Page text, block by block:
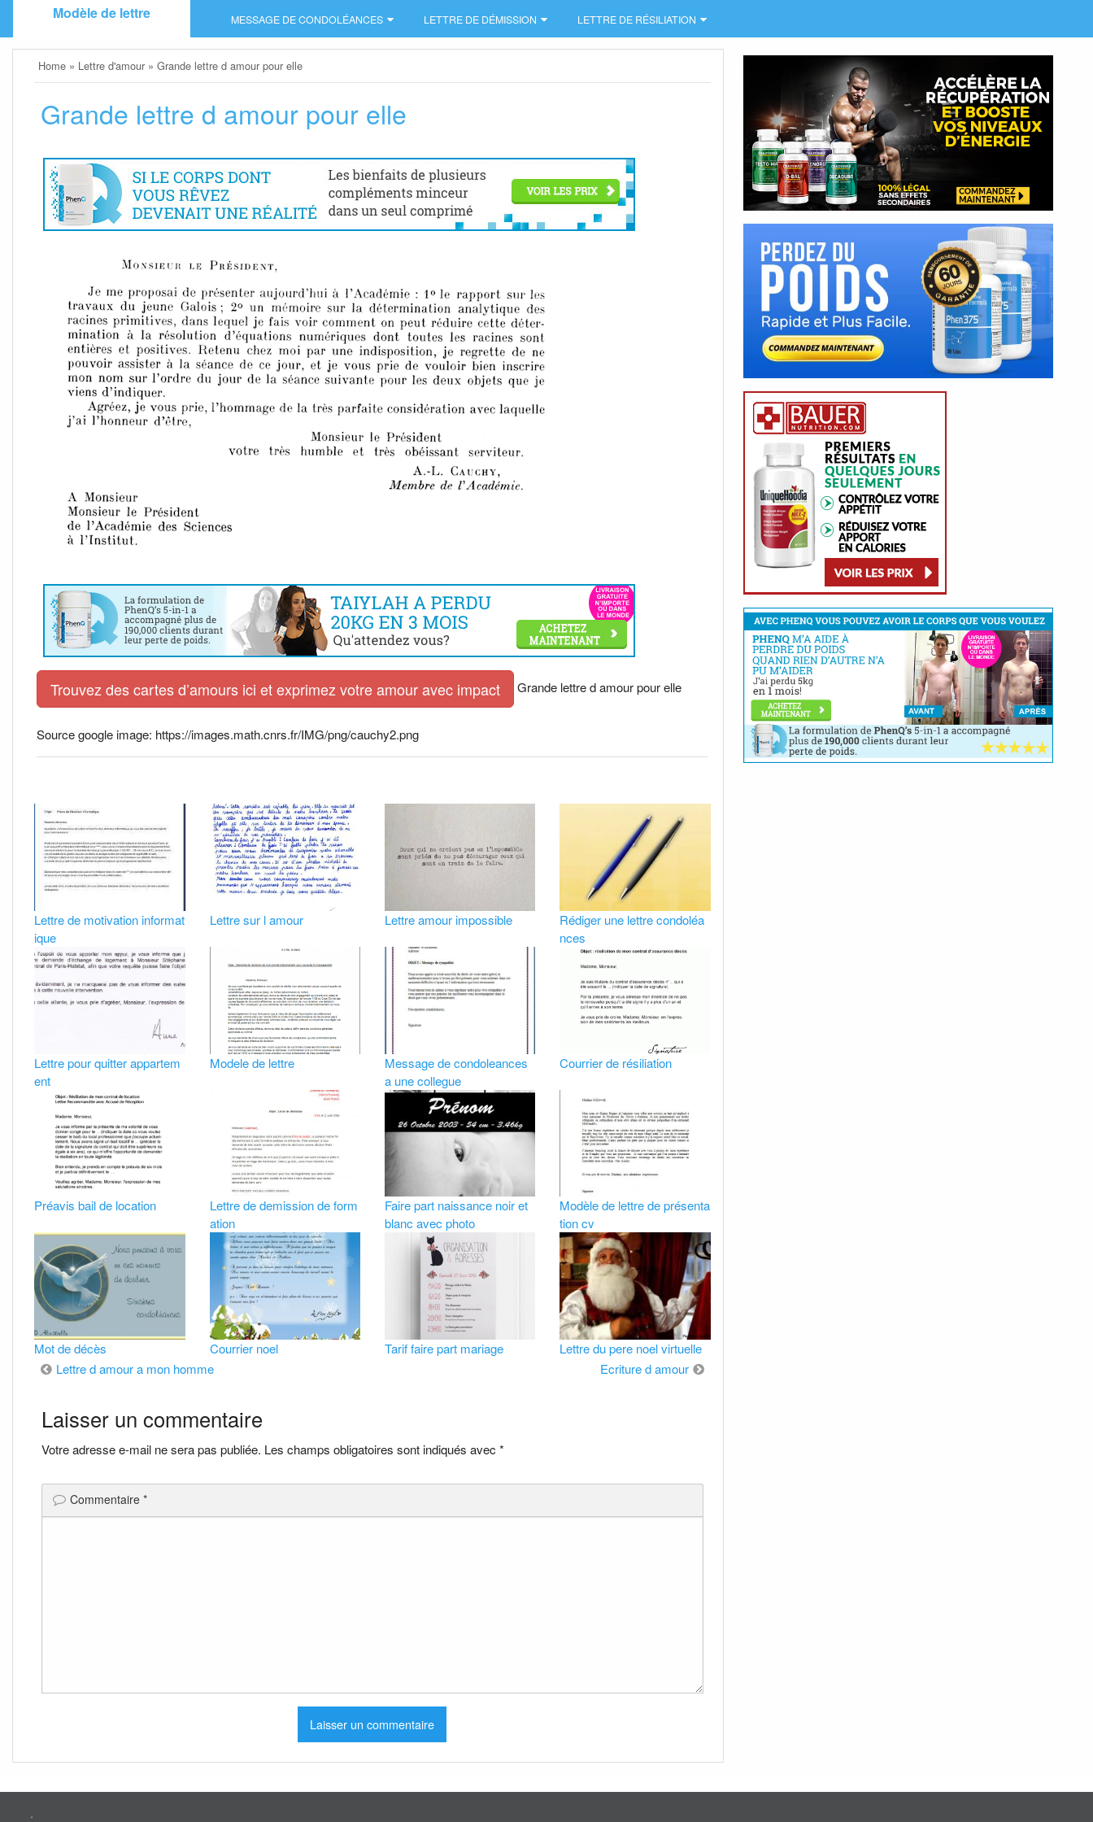
Modèle de lettre MESSAGE DE CONDOLÉANCES LETTRE DE DÉMISSION LETTRE DE RÉSILIATION
Home » Lettre d'amour »Grande lettre d amour pour elle
Grande lettre d amour pour elle
Trouvez des cartes d’amours ici et exprimez votre amour avec impact Grande lettre d amour pour elle
Source google image: https://images.math.cnrs.fr/IMG/png/cauchy2.png
Lettre de motivation informat
ique
Lettre sur l amour Lettre amour impossible
Rédiger une lettre condoléa
nces
Lettre pour quitter appartem
ent
Modele de lettre
Message de condoleances
a une collegue
Courrier de résiliation
Préavis bail de location
Lettre de demission de form
ation
Faire part naissance noir et
blanc avec photo
Modèle de lettre de présenta
tion cv
Mot de décès Courrier noel Tarif faire part mariage Lettre du pere noel virtuelle
Navigation
de
l’article
Lettre d amour a mon homme Ecriture d amour
Laisser un commentaire
Votre adresse e-mail ne sera pas publiée. Les champs obligatoires sont indiqués avec *
Commentaire *
.